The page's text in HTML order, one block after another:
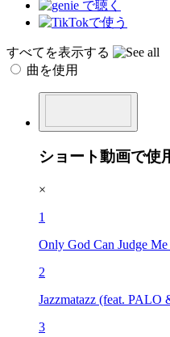
すべてを表示する
曲を使用
ショート動画で使
×
1
Only God Can Judge
2
Jazzmatazz (feat. PALO
3